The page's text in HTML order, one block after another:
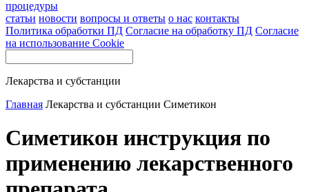
процедуры
статьи новости вопросы и ответы о нас контакты
Политика обработки ПД Согласие на обработку ПД Согласие
на использование Cookie
Лекарства и субстанции
Главная Лекарства и субстанции Симетикон
Симетикон инструкция по
применению лекарственного